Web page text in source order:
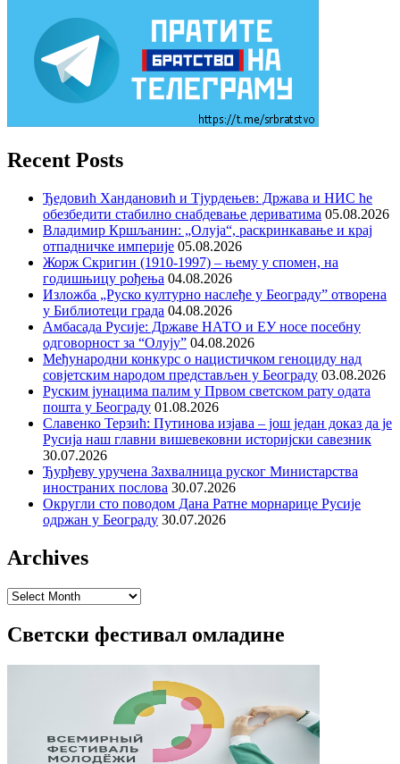
Recent Posts
Ђедовић Хандановић и Тјурдењев: Држава и НИС ће
обезбедити стабилно снабдевање дериватима 05.08.2026
Владимир Кршљанин: „Олуја“, раскринкавање и крај
отпадничке империје 05.08.2026
Жорж Скригин (1910-1997) – њему у спомен, на
годишњицу рођења 04.08.2026
Изложба „Руско културно наслеђе у Београду” отворена
у Библиотеци града 04.08.2026
Амбасада Русије: Државе НАТО и ЕУ носе посебну
одговорност за “Олују” 04.08.2026
Међународни конкурс о нацистичком геноциду над
совјетским народом представљен у Београду 03.08.2026
Руским јунацима палим у Првом светском рату одата
пошта у Београду 01.08.2026
Славенко Терзић: Путинова изјава – још један доказ да је
Русија наш главни вишевековни историјски савезник
30.07.2026
Ђурђеву уручена Захвалница руског Министарства
иностраних послова 30.07.2026
Округли сто поводом Дана Ратне морнарице Русије
одржан у Београду 30.07.2026
Archives
Archives
Светски фестивал омладине